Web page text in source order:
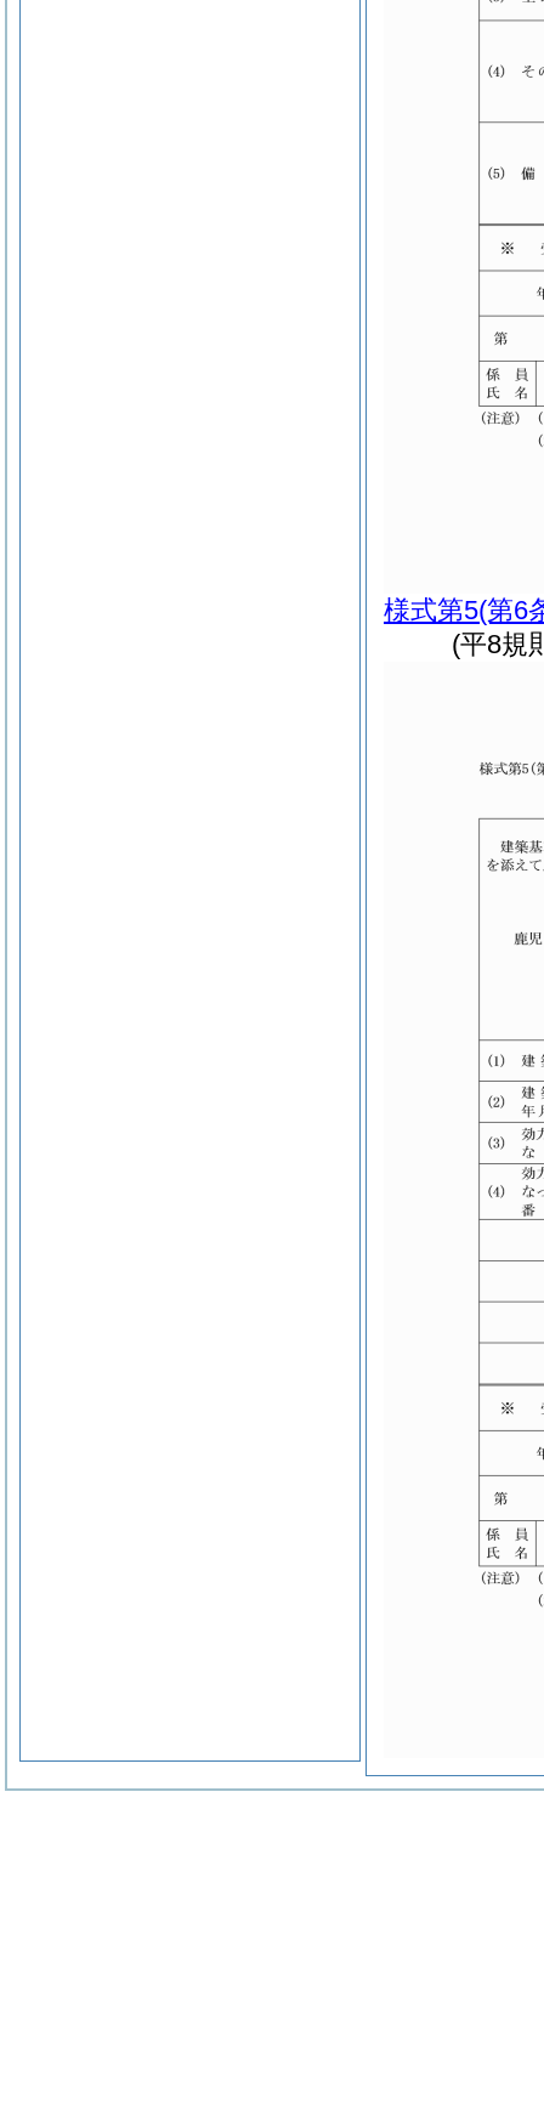
様式第5(第6
(平8規